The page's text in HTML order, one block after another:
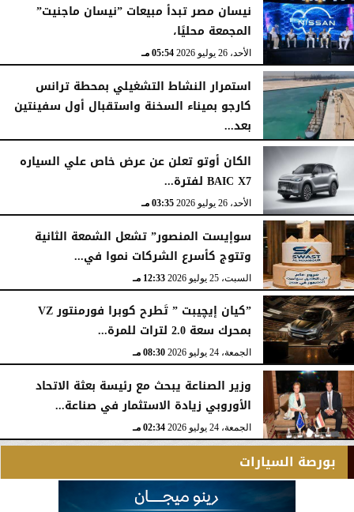
نيسان مصر تبدأ مبيعات ”نيسان ماجنيت”
المجمعة محليًا،
الأحد، 26 يوليو 2026 05:54 مـ
استمرار النشاط التشغيلي بمحطة ترانس
كارجو بميناء السخنة واستقبال أول سفينتين
بعد...
الأحد، 26 يوليو 2026 05:52 مـ
الكان أوتو تعلن عن عرض خاص علي السياره
BAIC X7 لفترة...
الأحد، 26 يوليو 2026 03:35 مـ
سوإيست المنصور” تشعل الشمعة الثانية
وتتوج كأسرع الشركات نموا في...
السبت، 25 يوليو 2026 12:33 مـ
”كيان إيچيبت ” تَطرح كوبرا فورمنتور VZ
بمحرك سعة 2.0 لترات للمرة...
الجمعة، 24 يوليو 2026 08:30 مـ
وزير الصناعة يبحث مع رئيسة بعثة الاتحاد
الأوروبي زيادة الاستثمار في صناعة...
الجمعة، 24 يوليو 2026 02:34 مـ
بورصة السيارات